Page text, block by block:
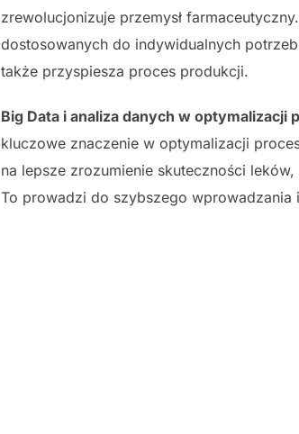
zrewolucjonizuje przemysł
dostosowanych do indywidualnych
także przyspiesza proces produkcji.
Big Data i analiza danych w
kluczowe znaczenie w optymalizacji
na lepsze zrozumienie skuteczności
To prowadzi do szybszego